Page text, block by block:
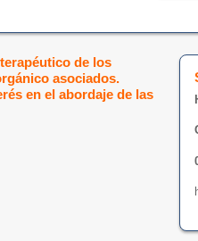
de los
asociados.
en el abordaje de las